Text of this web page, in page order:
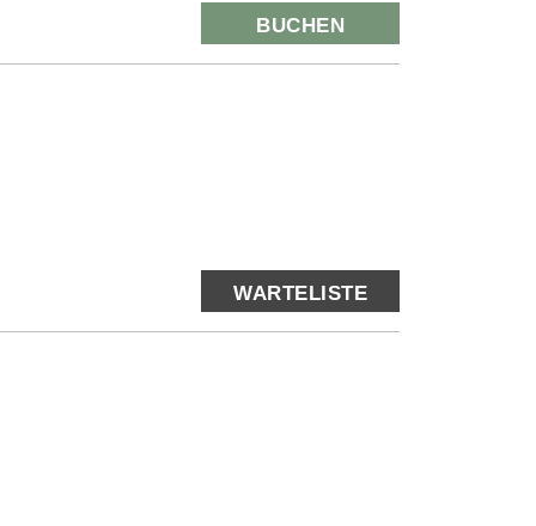
BUCHEN
WARTELISTE